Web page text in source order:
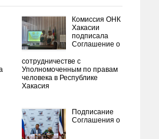
Комиссия ОНК
Хакасии
подписала
Соглашение о
сотрудничестве с
Уполномоченным по правам
человека в Республике
Хакасия
Подписание
Соглашения о